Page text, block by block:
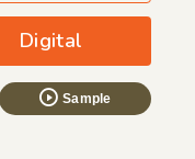
Digital
Sample